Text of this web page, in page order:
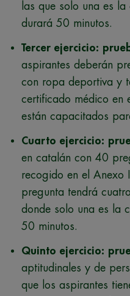
las que solo una es
durará 50 minutos.
Tercer ejercicio:
aspirantes deberán
con ropa deportiva y
certificado médico en
están capacitados
Cuarto ejercicio:
en catalán con 40
recogido en el Anexo
pregunta tendrá
donde solo una es la
50 minutos.
Quinto ejercicio:
aptitudinales y de
que los aspirantes